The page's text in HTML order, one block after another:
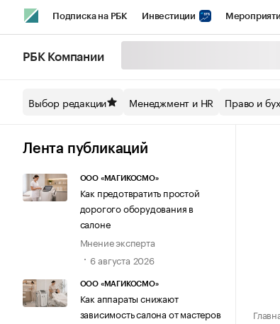
Подписка на РБК Инвестиции
Спецпроекты СПб Конференции СПб
Технологии и медиа
РБК Компании
Выбор редакции Менеджмент и HR Право и
Лента публикаций
ООО «МАГИКОСМО»
Как предотвратить простой
дорогого оборудования в
салоне
Мнение эксперта
6 августа 2026
ООО «МАГИКОСМО»
Как аппараты снижают
зависимость салона от мастеров